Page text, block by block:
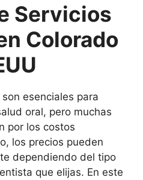
Servicios
Colorado
esenciales para
oral, pero muchas
por los costos
los precios pueden
dependiendo del tipo
que elijas. En este